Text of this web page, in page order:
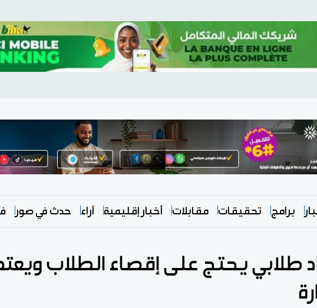
برامج تحقيقات مقابلات أخبار إقليمية آراء حدث في صور
طلابي يحتج على إقصاء الطلاب